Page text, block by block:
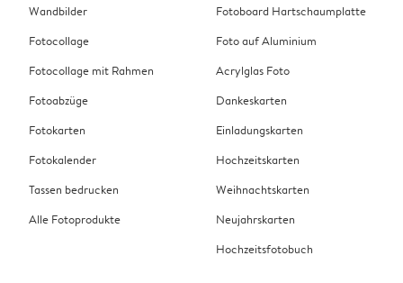
Wandbilder
Fotocollage
Fotocollage mit Rahmen
Fotoabzüge
Fotokarten
Fotokalender
Tassen bedrucken
Alle Fotoprodukte
Fotoboard Hartschaumplatte
Foto auf Aluminium
Acrylglas Foto
Dankeskarten
Einladungskarten
Hochzeitskarten
Weihnachtskarten
Neujahrskarten
Hochzeitsfotobuch